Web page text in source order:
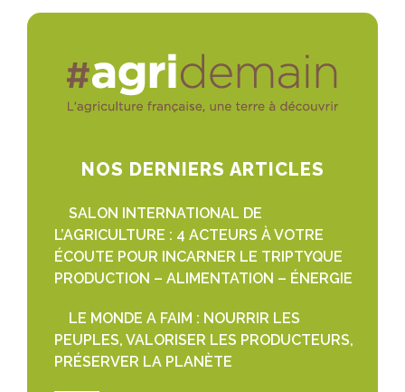
NOS DERNIERS ARTICLES
SALON INTERNATIONAL DE
L’AGRICULTURE : 4 ACTEURS À VOTRE
ÉCOUTE POUR INCARNER LE TRIPTYQUE
PRODUCTION – ALIMENTATION – ÉNERGIE
LE MONDE A FAIM : NOURRIR LES
PEUPLES, VALORISER LES PRODUCTEURS,
PRÉSERVER LA PLANÈTE